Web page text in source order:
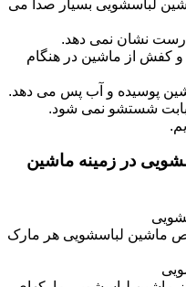
لباسشویی بسیار صدا می
نشان نمی دهد.
کفش از ماشین در هنگام
پوسیده و آب پس می دهد.
بابت شستشو نمی شود.
در زمینه ماشین
ماشین لباسشویی هر مارک